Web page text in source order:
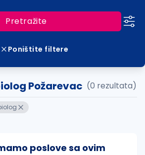
Pretražite
Poništite filtere
Požarevac (0 rezultata)
poslove sa ovim